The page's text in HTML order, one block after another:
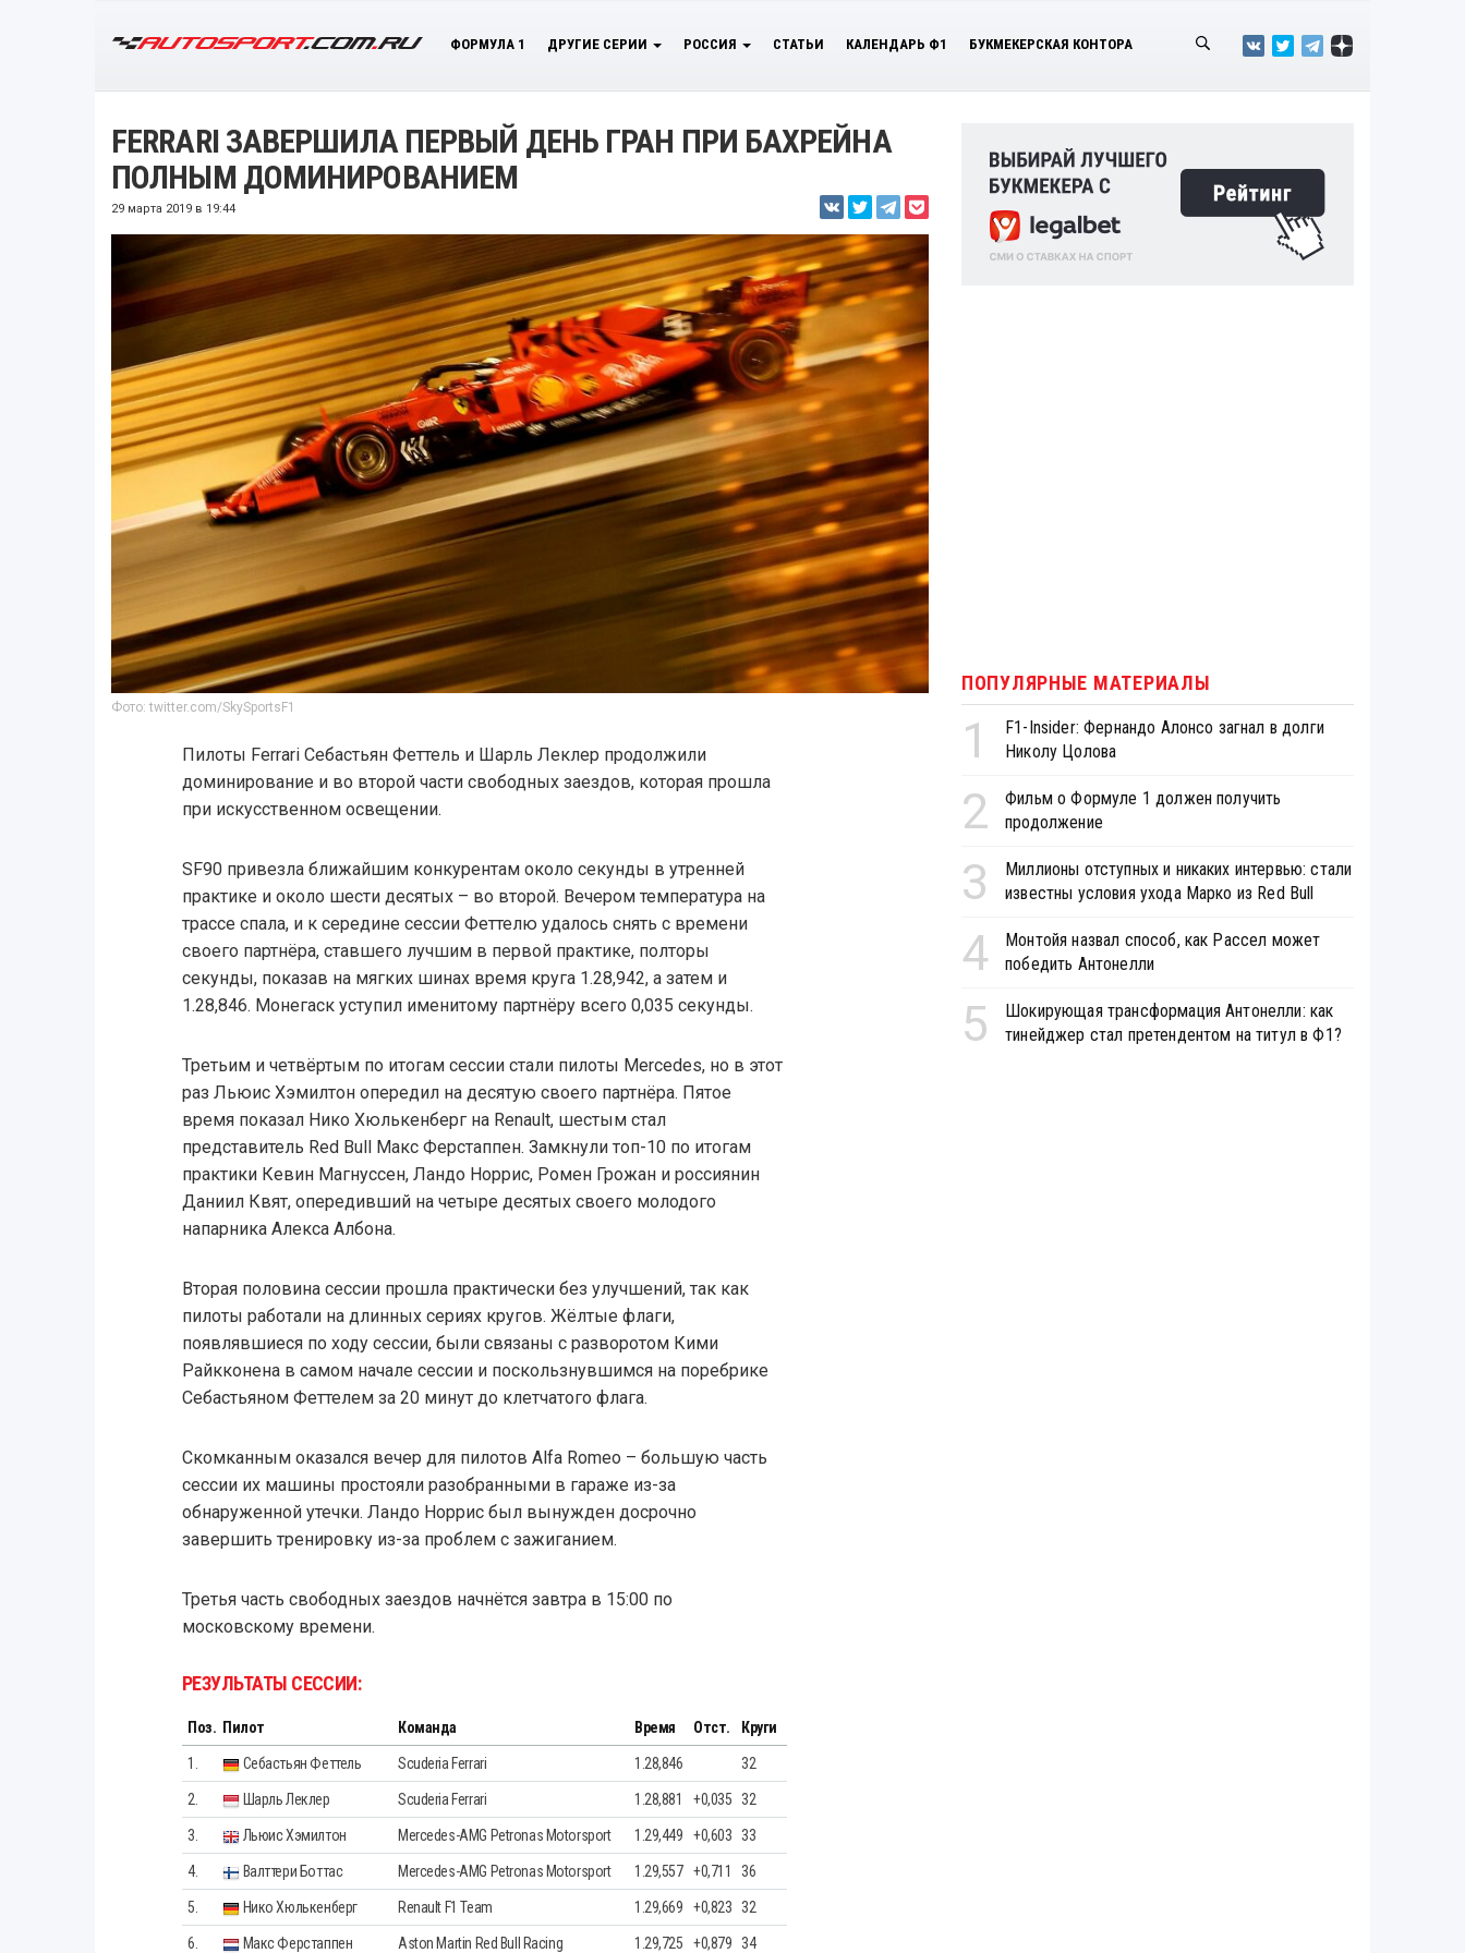
ФОРМУЛА 1 ДРУГИЕ СЕРИИ РОССИЯ СТАТЬИ КАЛЕНДАРЬ Ф1 БУКМЕКЕРСКАЯ КОНТОРА
FERRARI ЗАВЕРШИЛА ПЕРВЫЙ ДЕНЬ ГРАН ПРИ БАХРЕЙНА
ПОЛНЫМ ДОМИНИРОВАНИЕМ
29 марта 2019 в 19:44
Фото: twitter.com/SkySportsF1
Пилоты Ferrari Себастьян Феттель и Шарль Леклер продолжили
доминирование и во второй части свободных заездов, которая прошла
при искусственном освещении.
SF90 привезла ближайшим конкурентам около секунды в утренней
практике и около шести десятых – во второй. Вечером температура на
трассе спала, и к середине сессии Феттелю удалось снять с времени
своего партнёра, ставшего лучшим в первой практике, полторы
секунды, показав на мягких шинах время круга 1.28,942, а затем и
1.28,846. Монегаск уступил именитому партнёру всего 0,035 секунды.
Третьим и четвёртым по итогам сессии стали пилоты Mercedes, но в этот
раз Льюис Хэмилтон опередил на десятую своего партнёра. Пятое
время показал Нико Хюлькенберг на Renault, шестым стал
представитель Red Bull Макс Ферстаппен. Замкнули топ-10 по итогам
практики Кевин Магнуссен, Ландо Норрис, Ромен Грожан и россиянин
Даниил Квят, опередивший на четыре десятых своего молодого
напарника Алекса Албона.
Вторая половина сессии прошла практически без улучшений, так как
пилоты работали на длинных сериях кругов. Жёлтые флаги,
появлявшиеся по ходу сессии, были связаны с разворотом Кими
Райкконена в самом начале сессии и поскользнувшимся на поребрике
Себастьяном Феттелем за 20 минут до клетчатого флага.
Скомканным оказался вечер для пилотов Alfa Romeo – большую часть
сессии их машины простояли разобранными в гараже из-за
обнаруженной утечки. Ландо Норрис был вынужден досрочно
завершить тренировку из-за проблем с зажиганием.
Третья часть свободных заездов начнётся завтра в 15:00 по
московскому времени.
РЕЗУЛЬТАТЫ СЕССИИ:
Поз. Пилот Команда Время Отст. Круги
1. Себастьян Феттель Scuderia Ferrari 1.28,846 32
2. Шарль Леклер Scuderia Ferrari 1.28,881 +0,035 32
3. Льюис Хэмилтон Mercedes-AMG Petronas Motorsport 1.29,449 +0,603 33
4. Валттери Боттас Mercedes-AMG Petronas Motorsport 1.29,557 +0,711 36
5. Нико Хюлькенберг Renault F1 Team 1.29,669 +0,823 32
6. Макс Ферстаппен Aston Martin Red Bull Racing 1.29,725 +0,879 34
ПОПУЛЯРНЫЕ МАТЕРИАЛЫ
1
F1-Insider: Фернандо Алонсо загнал в долги
Николу Цолова
2
Фильм о Формуле 1 должен получить
продолжение
3
Миллионы отступных и никаких интервью: стали
известны условия ухода Марко из Red Bull
4
Монтойя назвал способ, как Рассел может
победить Антонелли
5
Шокирующая трансформация Антонелли: как
тинейджер стал претендентом на титул в Ф1?